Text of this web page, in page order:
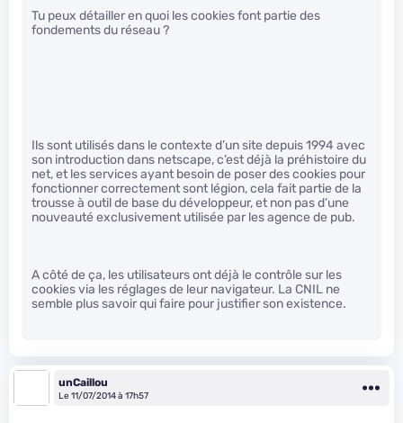
Tu peux détailler en quoi les cookies font partie des
fondements du réseau ?
Ils sont utilisés dans le contexte d’un site depuis 1994 avec
son introduction dans netscape, c’est déjà la préhistoire du
net, et les services ayant besoin de poser des cookies pour
fonctionner correctement sont légion, cela fait partie de la
trousse à outil de base du développeur, et non pas d’une
nouveauté exclusivement utilisée par les agence de pub.
A côté de ça, les utilisateurs ont déjà le contrôle sur les
cookies via les réglages de leur navigateur. La CNIL ne
semble plus savoir qui faire pour justifier son existence.
unCaillou
Le 11/07/2014 à 17h57